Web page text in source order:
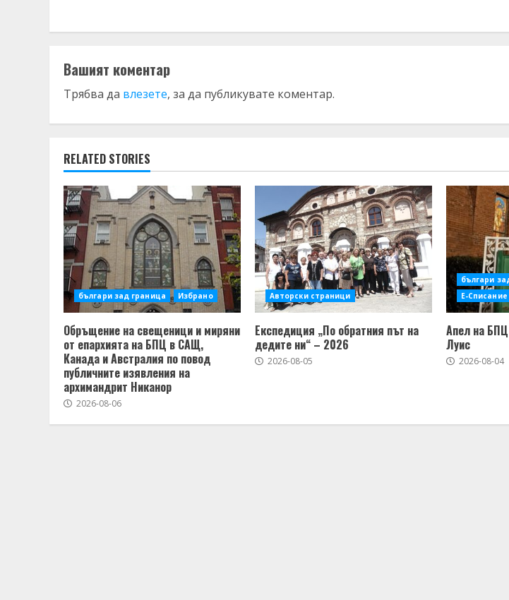
Вашият коментар
Трябва да влезете, за да публикувате коментар.
RELATED STORIES
българи зад граница Избрано
Обръщение на свещеници и миряни
от епархията на БПЦ в САЩ,
Канада и Австралия по повод
публичните изявления на
архимандрит Никанор
2026-08-06
Авторски страници
Експедиция „По обратния път на
дедите ни“ – 2026
2026-08-05
българи
Е-Списание
Апел на
Луис
2026-08-04